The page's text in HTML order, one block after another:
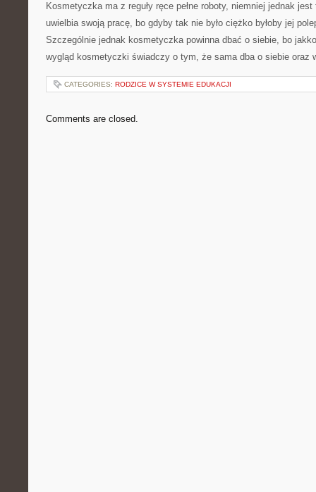
Kosmetyczka ma z reguły ręce pełne roboty, niemniej jednak jest
uwielbia swoją pracę, bo gdyby tak nie było ciężko byłoby jej
Szczególnie jednak kosmetyczka powinna dbać o siebie, bo
wygląd kosmetyczki świadczy o tym, że sama dba o siebie oraz
CATEGORIES: RODZICE W SYSTEMIE EDUKACJI
Comments are closed.